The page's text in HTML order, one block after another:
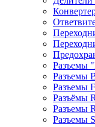
Разъемы
Разъемы
Разъемы F
Разъёмы
Разъемы
Разъемы